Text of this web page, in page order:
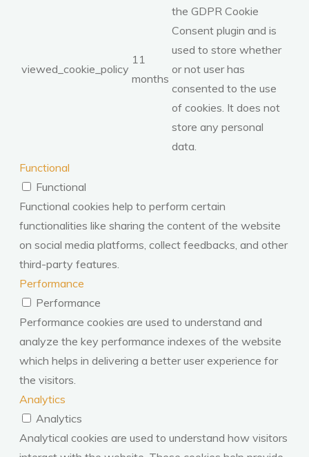
viewed_cookie_policy
11
months
the GDPR Cookie
Consent plugin and is
used to store whether
or not user has
consented to the use
of cookies. It does not
store any personal
data.
Functional
Functional
Functional cookies help to perform certain
functionalities like sharing the content of the website
on social media platforms, collect feedbacks, and other
third-party features.
Performance
Performance
Performance cookies are used to understand and
analyze the key performance indexes of the website
which helps in delivering a better user experience for
the visitors.
Analytics
Analytics
Analytical cookies are used to understand how visitors